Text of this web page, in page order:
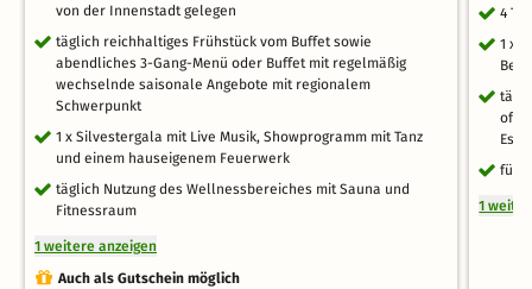
von der Innenstadt gelegen
täglich reichhaltiges Frühstück vom Buffet sowie
abendliches 3-Gang-Menü oder Buffet mit regelmäßig
wechselnde saisonale Angebote mit regionalem
Schwerpunkt
1 x Silvestergala mit Live Musik, Showprogramm mit Tanz
und einem hauseigenem Feuerwerk
täglich Nutzung des Wellnessbereiches mit Sauna und
Fitnessraum
1 weitere anzeigen
Auch als Gutschein möglich
4
1 x
für
1